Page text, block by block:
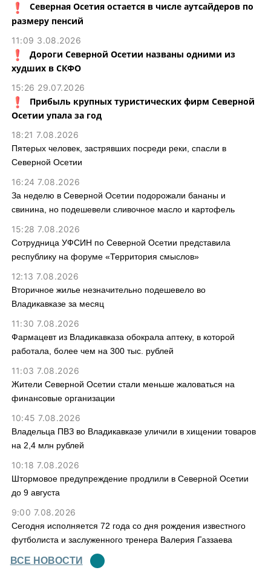
Северная Осетия остается в числе аутсайдеров по
размеру пенсий
11:09 3.08.2026
Дороги Северной Осетии названы одними из
худших в СКФО
15:26 29.07.2026
Прибыль крупных туристических фирм Северной
Осетии упала за год
18:21 7.08.2026
Пятерых человек, застрявших посреди реки, спасли в
Северной Осетии
16:24 7.08.2026
За неделю в Северной Осетии подорожали бананы и
свинина, но подешевели сливочное масло и картофель
15:28 7.08.2026
Сотрудница УФСИН по Северной Осетии представила
республику на форуме «Территория смыслов»
12:13 7.08.2026
Вторичное жилье незначительно подешевело во
Владикавказе за месяц
11:30 7.08.2026
Фармацевт из Владикавказа обокрала аптеку, в которой
работала, более чем на 300 тыс. рублей
11:03 7.08.2026
Жители Северной Осетии стали меньше жаловаться на
финансовые организации
10:45 7.08.2026
Владельца ПВЗ во Владикавказе уличили в хищении товаров
на 2,4 млн рублей
10:18 7.08.2026
Штормовое предупреждение продлили в Северной Осетии
до 9 августа
9:00 7.08.2026
Сегодня исполняется 72 года со дня рождения известного
футболиста и заслуженного тренера Валерия Газзаева
ВСЕ НОВОСТИ